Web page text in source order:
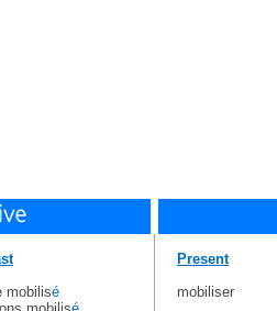
mobilisé
Present
mobiliser